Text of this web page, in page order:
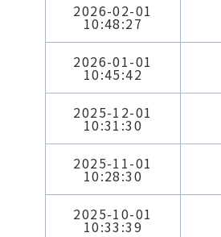
2026-02-01
10:48:27
2026-01-01
10:45:42
2025-12-01
10:31:30
2025-11-01
10:28:30
2025-10-01
10:33:39